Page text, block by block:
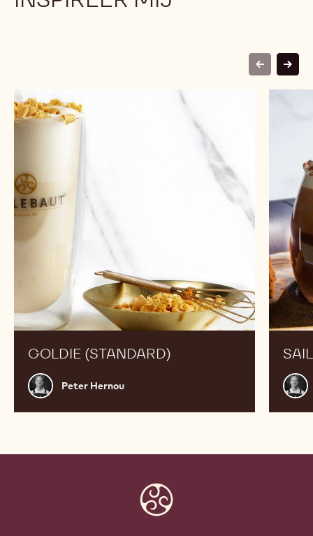
previous
next
GOLDIE (STANDARD)
Peter
Hernou
Peter Hernou
Goldie
(standard)